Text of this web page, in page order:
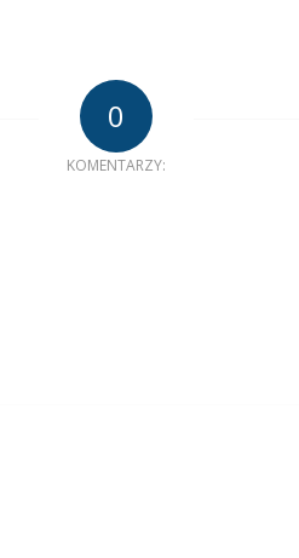
0
KOMENTARZY: